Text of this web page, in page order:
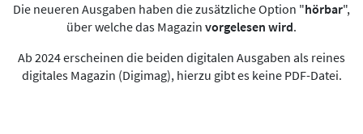
Die neueren Ausgaben haben die zusätzliche Option "hörbar",
über welche das Magazin vorgelesen wird.
Ab 2024 erscheinen die beiden digitalen Ausgaben als reines
digitales Magazin (Digimag), hierzu gibt es keine PDF-Datei.